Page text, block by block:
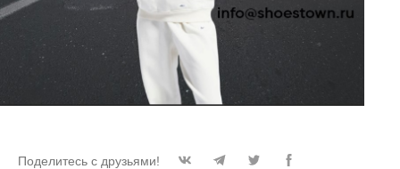
Поделитесь с друзьями!